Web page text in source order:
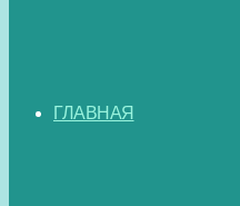
ГЛАВНАЯ